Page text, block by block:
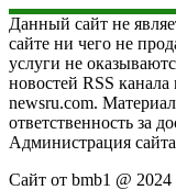
Данный сайт не
сайте ни чего не
услуги не
новостей RSS
newsru.com.
ответственность за
Администрация сайта
Сайт от bmb1 @ 2024